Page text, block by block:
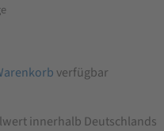
verfügbar
innerhalb Deutschlands